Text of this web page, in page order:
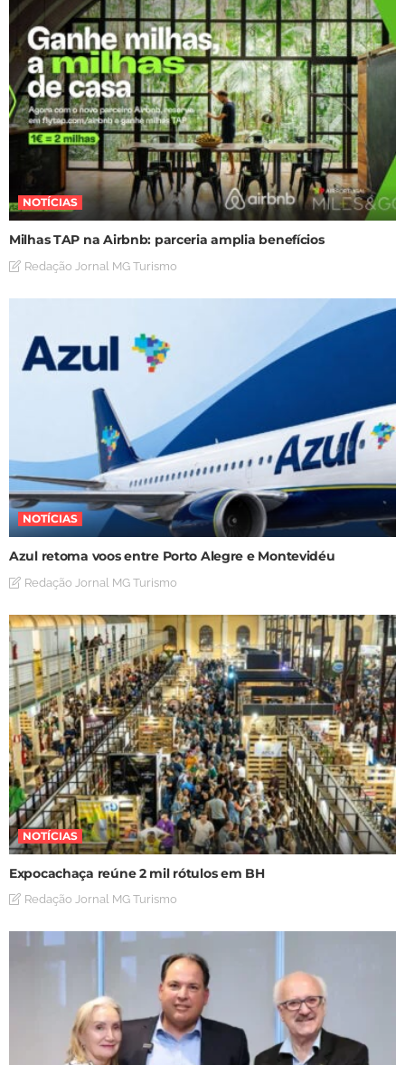
NOTÍCIAS
Milhas TAP na Airbnb: parceria amplia benefícios
Redação Jornal MG Turismo
NOTÍCIAS
Azul retoma voos entre Porto Alegre e Montevidéu
Redação Jornal MG Turismo
NOTÍCIAS
Expocachaça reúne 2 mil rótulos em BH
Redação Jornal MG Turismo